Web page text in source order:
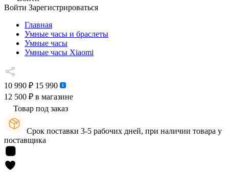
Войти Зарегистрироваться
Главная
Умные часы и браслеты
Умные часы
Умные часы Xiaomi
10 990 ₽ 15 990
12 500 ₽ в магазине
Товар под заказ
Срок поставки 3-5 рабочих дней, при наличии товара у
поставщика